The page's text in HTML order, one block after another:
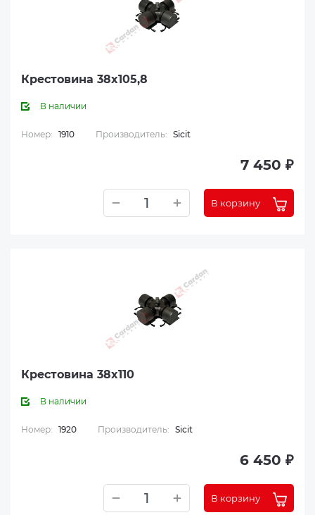
Крестовина 38x105,8
В наличии
Номер: 1910 Производитель: Sicit
7 450 ₽
В корзину
Крестовина 38x110
В наличии
Номер: 1920 Производитель: Sicit
6 450 ₽
В корзину